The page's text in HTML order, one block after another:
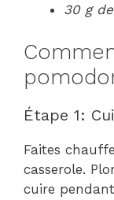
30 g
Étape 1:
Faites
casserole.
cuire